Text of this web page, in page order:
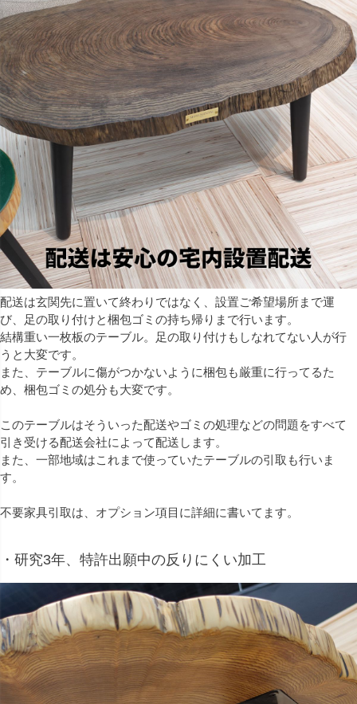
配送は玄関先に置いて終わりではなく、設置ご希望場所まで運
び、足の取り付けと梱包ゴミの持ち帰りまで行います。
結構重い一枚板のテーブル。足の取り付けもしなれてない人が行
うと大変です。
また、テーブルに傷がつかないように梱包も厳重に行ってるた
め、梱包ゴミの処分も大変です。
このテーブルはそういった配送やゴミの処理などの問題をすべて
引き受ける配送会社によって配送します。
また、一部地域はこれまで使っていたテーブルの引取も行いま
す。
不要家具引取は、オプション項目に詳細に書いてます。
・研究3年、特許出願中の反りにくい加工